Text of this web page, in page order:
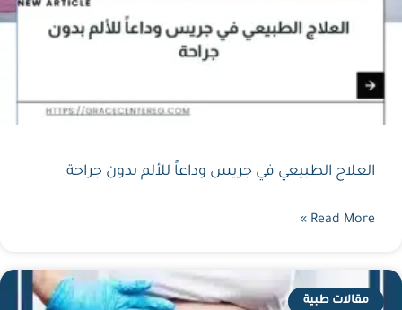
العلاج الطبيعي في جريس وداعاً للألم بدون جراحة
Read More »
مقالات طبية